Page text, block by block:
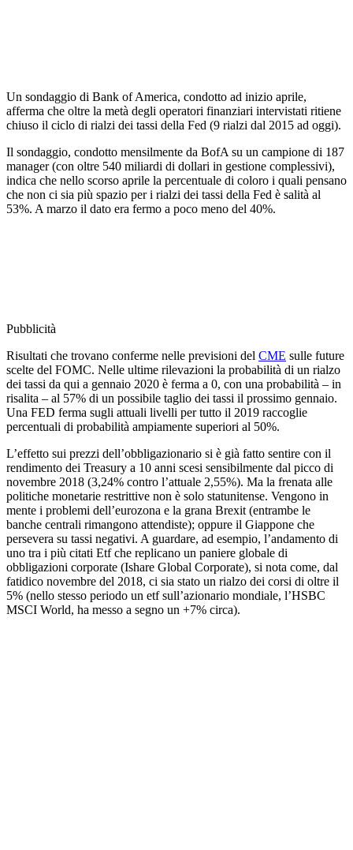
Un sondaggio di Bank of America, condotto ad inizio aprile,
afferma che oltre la metà degli operatori finanziari intervistati ritiene
chiuso il ciclo di rialzi dei tassi della Fed (9 rialzi dal 2015 ad oggi).
Il sondaggio, condotto mensilmente da BofA su un campione di 187
manager (con oltre 540 miliardi di dollari in gestione complessivi),
indica che nello scorso aprile la percentuale di coloro i quali pensano
che non ci sia più spazio per i rialzi dei tassi della Fed è salità al
53%. A marzo il dato era fermo a poco meno del 40%.
Pubblicità
Risultati che trovano conferme nelle previsioni del CME sulle future
scelte del FOMC. Nelle ultime rilevazioni la probabilità di un rialzo
dei tassi da qui a gennaio 2020 è ferma a 0, con una probabilità – in
risalita – al 57% di un possibile taglio dei tassi il prossimo gennaio.
Una FED ferma sugli attuali livelli per tutto il 2019 raccoglie
percentuali di probabilità ampiamente superiori al 50%.
L’effetto sui prezzi dell’obbligazionario si è già fatto sentire con il
rendimento dei Treasury a 10 anni scesi sensibilmente dal picco di
novembre 2018 (3,24% contro l’attuale 2,55%). Ma la frenata alle
politiche monetarie restrittive non è solo statunitense. Vengono in
mente i problemi dell’eurozona e la grana Brexit (entrambe le
banche centrali rimangono attendiste); oppure il Giappone che
persevera su tassi negativi. A guardare, ad esempio, l’andamento di
uno tra i più citati Etf che replicano un paniere globale di
obbligazioni corporate (Ishare Global Corporate), si nota come, dal
fatidico novembre del 2018, ci sia stato un rialzo dei corsi di oltre il
5% (nello stesso periodo un etf sull’azionario mondiale, l’HSBC
MSCI World, ha messo a segno un +7% circa).